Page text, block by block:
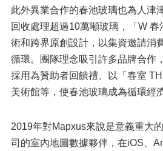
此外異業合作的春池玻璃也為人津
回收處理超過10萬噸玻璃，「W
術和跨界原創設計，以集資邀請消
循環。團隊理念吸引許多品牌合作
採用為贊助者回饋禮、以「春室
美術館等，使春池玻璃成為循環經
2019年對Mapxus來說是意義重大
司的室內地圖數據夥伴，在iOS、